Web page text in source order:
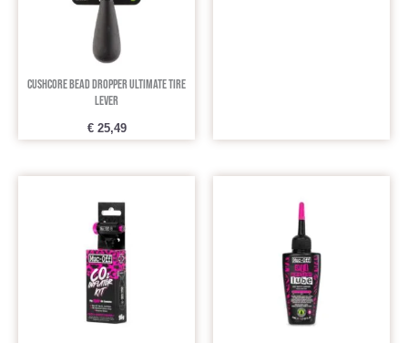
CushCore Bead Dropper Ultimate Tire
Lever
€25,49